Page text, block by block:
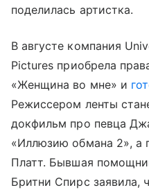
поделилась артистка.
В августе компания
Pictures приобрела
«Женщина во мне» и
Режиссером ленты
докфильм про певца
«Иллюзию обмана 2»,
Платт. Бывшая
Бритни Спирс заявила,